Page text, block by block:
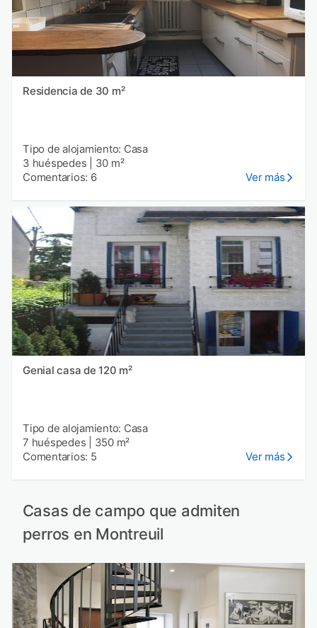
Residencia de 30 m²
Tipo de alojamiento: Casa
3 huéspedes
30 m²
Comentarios: 6
Ver más
Genial casa de 120 m²
Tipo de alojamiento: Casa
7 huéspedes
350 m²
Comentarios: 5
Ver más
Casas de campo que admiten
perros en Montreuil